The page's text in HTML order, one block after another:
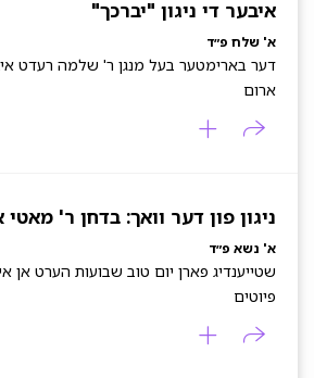
איבער די ניגון "יברכך"
א' שלח פ״ד
דער בארימטער בעל מנגן ר' שלמה רעדט
ארום
ניגון פון דער וואך: בדחן ר' מאטי
א' נשא פ״ד
שטייענדיג פארן יום טוב שבועות הערט אן
פיוטים